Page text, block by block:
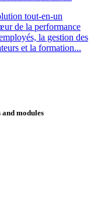
tout-en-un
de la performance
la gestion des
et la formation...
modules